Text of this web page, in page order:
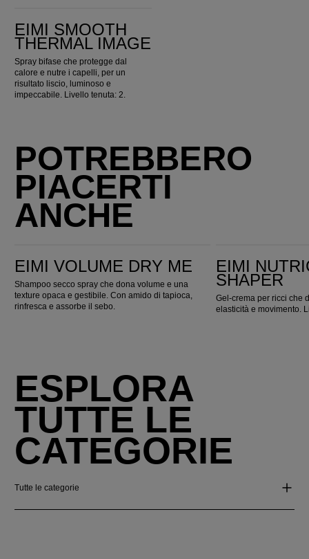
EIMI SMOOTH
THERMAL IMAGE
Spray bifase che protegge dal
calore e nutre i capelli, per un
risultato liscio, luminoso e
impeccabile. Livello tenuta: 2.
POTREBBERO
PIACERTI
ANCHE
EIMI VOLUME DRY ME
Shampoo secco spray che dona volume e una
texture opaca e gestibile. Con amido di tapioca,
rinfresca e assorbe il sebo.
EIMI
SHAPER
Gel-crema per ricci che
elasticità e movimento.
ESPLORA
TUTTE LE
CATEGORIE
Tutte le categorie